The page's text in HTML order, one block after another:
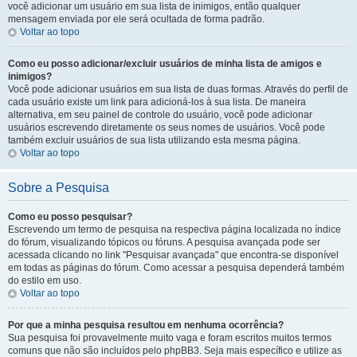
você adicionar um usuário em sua lista de inimigos, então qualquer
mensagem enviada por ele será ocultada de forma padrão.
Voltar ao topo
Como eu posso adicionar/excluir usuários de minha lista de amigos e
inimigos?
Você pode adicionar usuários em sua lista de duas formas. Através do perfil de
cada usuário existe um link para adicioná-los à sua lista. De maneira
alternativa, em seu painel de controle do usuário, você pode adicionar
usuários escrevendo diretamente os seus nomes de usuários. Você pode
também excluir usuários de sua lista utilizando esta mesma página.
Voltar ao topo
Sobre a Pesquisa
Como eu posso pesquisar?
Escrevendo um termo de pesquisa na respectiva página localizada no índice
do fórum, visualizando tópicos ou fóruns. A pesquisa avançada pode ser
acessada clicando no link "Pesquisar avançada" que encontra-se disponível
em todas as páginas do fórum. Como acessar a pesquisa dependerá também
do estilo em uso.
Voltar ao topo
Por que a minha pesquisa resultou em nenhuma ocorrência?
Sua pesquisa foi provavelmente muito vaga e foram escritos muitos termos
comuns que não são incluídos pelo phpBB3. Seja mais específico e utilize as